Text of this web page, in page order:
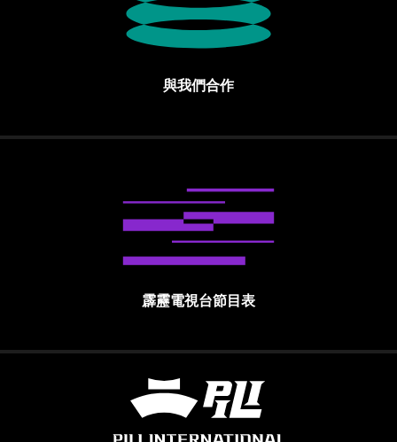
與我們合作
霹靂電視台節目表
霹靂國際多媒體股份有限公司 PILI